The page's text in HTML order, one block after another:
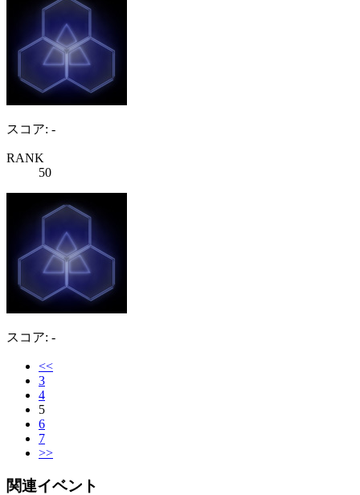
スコア: -
RANK
50
スコア: -
<<
3
4
5
6
7
>>
関連イベント